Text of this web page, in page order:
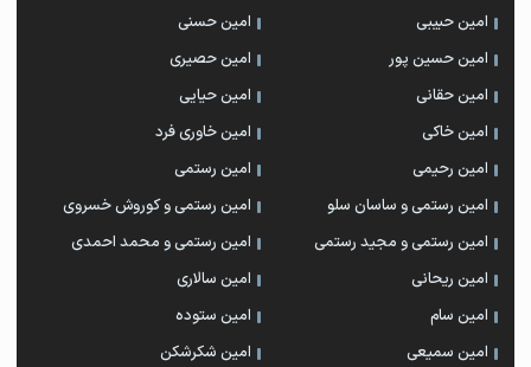
امین حبیبی
امین حسنی
امین حسین پور
امین حصیری
امین حقانی
امین حیایی
امین خاکی
امین خاوری فرد
امین رحیمی
امین رستمی
امین رستمی و ساسان سلو
امین رستمی و کوروش خسروی
امین رستمی و مجید رستمی
امین رستمی و محمد احمدی
امین ریحانی
امین سالاری
امین سام
امین ستوده
امین سمیعی
امین شکرشکن